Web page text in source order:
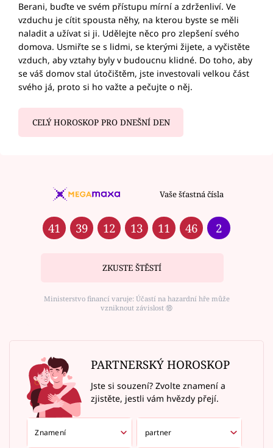
Berani, buďte ve svém přístupu mírní a zdrženliví. Ve
vzduchu je cítit spousta něhy, na kterou byste se měli
naladit a užívat si ji. Udělejte něco pro zlepšení svého
domova. Usmiřte se s lidmi, se kterými žijete, a vyčistěte
vzduch, aby vztahy byly v budoucnu klidné. Do toho, aby
se váš domov stal útočištěm, jste investovali velkou část
svého já, proto si ho važte a pečujte o něj.
CELÝ HOROSKOP PRO DNEŠNÍ DEN
Vaše šťastná čísla
41 39 12 13 11 46 2
ZKUSTE ŠTĚSTÍ
Ministerstvo financí varuje: Účastí na hazardní hře může
vzniknout závislost ⑱
PARTNERSKÝ HOROSKOP
Jste si souzení? Zvolte znamení a
zjistěte, jestli vám hvězdy přejí.